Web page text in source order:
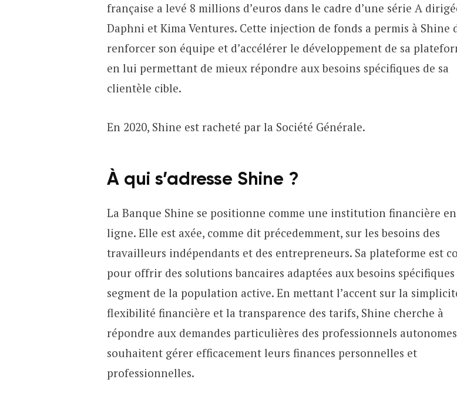
française a levé 8 millions d’euros dans le cadre d’une série A
Daphni et Kima Ventures. Cette injection de fonds a permis à Shine
renforcer son équipe et d’accélérer le développement de sa
en lui permettant de mieux répondre aux besoins spécifiques de sa
clientèle cible.
En 2020, Shine est racheté par la Société Générale.
À qui s’adresse Shine ?
La Banque Shine se positionne comme une institution financière en
ligne. Elle est axée, comme dit précedemment, sur les besoins des
travailleurs indépendants et des entrepreneurs. Sa plateforme est
pour offrir des solutions bancaires adaptées aux besoins spécifiques
segment de la population active. En mettant l’accent sur la
flexibilité financière et la transparence des tarifs, Shine cherche à
répondre aux demandes particulières des professionnels
souhaitent gérer efficacement leurs finances personnelles et
professionnelles.